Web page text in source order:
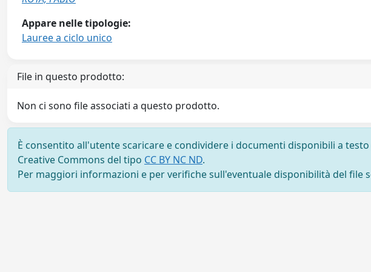
Appare nelle tipologie:
Lauree a ciclo unico
File in questo prodotto:
Non ci sono file associati a questo prodotto.
È consentito all'utente scaricare e condividere i documenti disponibili a
Creative Commons del tipo CC BY NC ND.
Per maggiori informazioni e per verifiche sull'eventuale disponibilità del file